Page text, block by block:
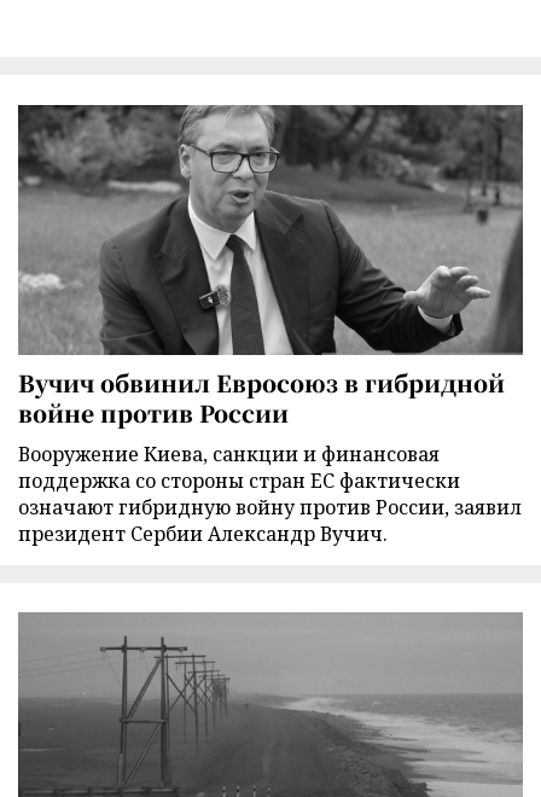
Вучич обвинил Евросоюз в гибридной
войне против России
Вооружение Киева, санкции и финансовая
поддержка со стороны стран ЕС фактически
означают гибридную войну против России, заявил
президент Сербии Александр Вучич.